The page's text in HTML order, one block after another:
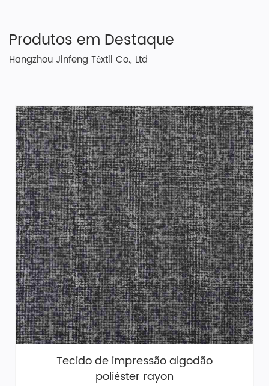
Produtos em Destaque
Hangzhou Jinfeng Têxtil Co., Ltd
Tecido de impressão algodão
poliéster rayon